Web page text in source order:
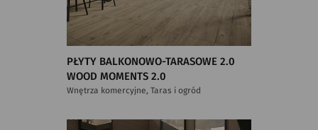
PŁYTY BALKONOWO-TARASOWE 2.0
WOOD MOMENTS 2.0
Wnętrza komercyjne, Taras i ogród